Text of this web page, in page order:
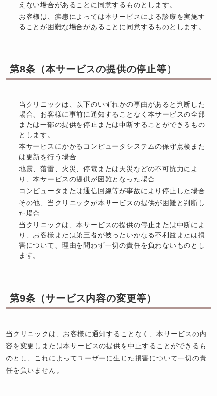
えない場合があることに同意するものとします。
お客様は、疾患によっては本サービスによる診療を実施す
ることが困難な場合があることに同意するものとします。
第8条（本サービスの提供の停止等）
当クリニックは、以下のいずれかの事由があると判断した
場合、お客様に事前に通知することなく本サービスの全部
または一部の提供を停止または中断することができるもの
とします。
本サービスにかかるコンピュータシステムの保守点検また
は更新を行う場合
地震、落雷、火災、停電または天災などの不可抗力によ
り、本サービスの提供が困難となった場合
コンピュータまたは通信回線等が事故により停止した場合
その他、当クリニックが本サービスの提供が困難と判断し
た場合
当クリニックは、本サービスの提供の停止または中断によ
り、お客様または第三者が被ったいかなる不利益または損
害について、理由を問わず一切の責任を負わないものとし
ます。
第9条（サービス内容の変更等）
当クリニックは、お客様に通知することなく、本サービスの内
容を変更しまたは本サービスの提供を中止することができるも
のとし、これによってユーザーに生じた損害について一切の責
任を負いません。